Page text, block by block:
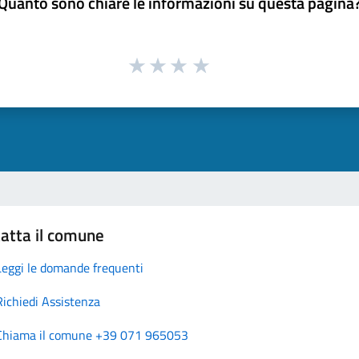
il comune
le domande frequenti
Assistenza
il comune +39 071 965053